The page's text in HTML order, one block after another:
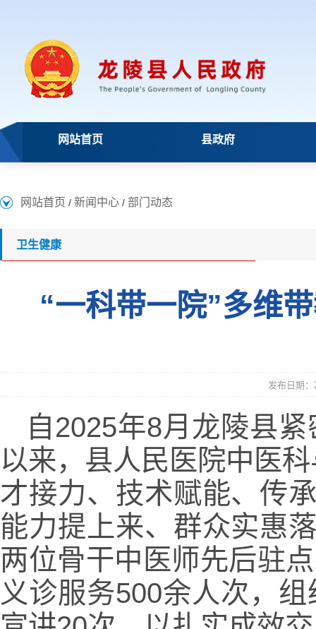
网站首页 县政府
网站首页 / 新闻中心 / 部门动态
卫生健康
“一科带一院”多维
发布日期
自2025年8月龙陵县
以来，县人民医院中医
才接力、技术赋能、传
能力提上来、群众实惠
两位骨干中医师先后驻
义诊服务500余人次，